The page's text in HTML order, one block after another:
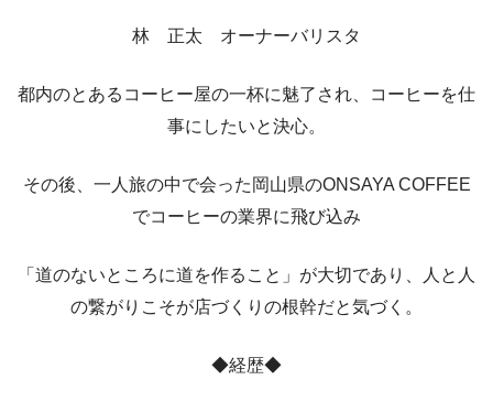
林 正太 オーナーバリスタ
都内のとあるコーヒー屋の一杯に魅了され、コーヒーを仕
事にしたいと決心。
その後、一人旅の中で会った岡山県のONSAYA COFFEE
でコーヒーの業界に飛び込み
「道のないところに道を作ること」が大切であり、人と人
の繋がりこそが店づくりの根幹だと気づく。
◆経歴◆